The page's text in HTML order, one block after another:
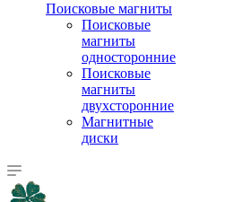
Поисковые магниты
Поисковые
магниты
односторонние
Поисковые
магниты
двухсторонние
Магнитные
диски